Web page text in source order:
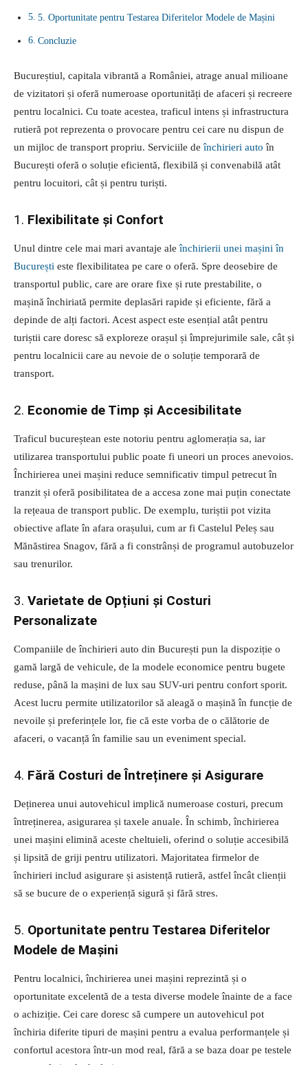
5. Oportunitate pentru Testarea Diferitelor Modele de Mașini
Concluzie
Bucureștiul, capitala vibrantă a României, atrage anual milioane
de vizitatori și oferă numeroase oportunități de afaceri și recreere
pentru localnici. Cu toate acestea, traficul intens și infrastructura
rutieră pot reprezenta o provocare pentru cei care nu dispun de
un mijloc de transport propriu. Serviciile deînchirieri auto în
București oferă o soluție eficientă, flexibilă și convenabilă atât
pentru locuitori, cât și pentru turiști.
1. Flexibilitate și Confort
Unul dintre cele mai mari avantaje aleînchirierii unei mașini în
București este flexibilitatea pe care o oferă. Spre deosebire de
transportul public, care are orare fixe și rute prestabilite, o
mașină închiriată permite deplasări rapide și eficiente, fără a
depinde de alți factori. Acest aspect este esențial atât pentru
turiștii care doresc să exploreze orașul și împrejurimile sale, cât și
pentru localnicii care au nevoie de o soluție temporară de
transport.
2. Economie de Timp și Accesibilitate
Traficul bucureștean este notoriu pentru aglomerația sa, iar
utilizarea transportului public poate fi uneori un proces anevoios.
Închirierea unei mașini reduce semnificativ timpul petrecut în
tranzit și oferă posibilitatea de a accesa zone mai puțin conectate
la rețeaua de transport public. De exemplu, turiștii pot vizita
obiective aflate în afara orașului, cum ar fi Castelul Peleș sau
Mănăstirea Snagov, fără a fi constrânși de programul autobuzelor
sau trenurilor.
3. Varietate de Opțiuni și Costuri
Personalizate
Companiile de închirieri auto din București pun la dispoziție o
gamă largă de vehicule, de la modele economice pentru bugete
reduse, până la mașini de lux sau SUV-uri pentru confort sporit.
Acest lucru permite utilizatorilor să aleagă o mașină în funcție de
nevoile și preferințele lor, fie că este vorba de o călătorie de
afaceri, o vacanță în familie sau un eveniment special.
4. Fără Costuri de Întreținere și Asigurare
Deținerea unui autovehicul implică numeroase costuri, precum
întreținerea, asigurarea și taxele anuale. În schimb, închirierea
unei mașini elimină aceste cheltuieli, oferind o soluție accesibilă
și lipsită de griji pentru utilizatori. Majoritatea firmelor de
închirieri includ asigurare și asistență rutieră, astfel încât clienții
să se bucure de o experiență sigură și fără stres.
5. Oportunitate pentru Testarea Diferitelor
Modele de Mașini
Pentru localnici, închirierea unei mașini reprezintă și o
oportunitate excelentă de a testa diverse modele înainte de a face
o achiziție. Cei care doresc să cumpere un autovehicul pot
închiria diferite tipuri de mașini pentru a evalua performanțele și
confortul acestora într-un mod real, fără a se baza doar pe testele